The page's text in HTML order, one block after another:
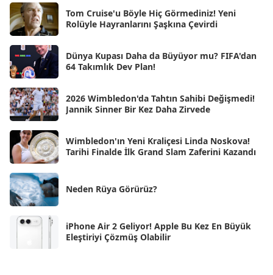
Şub 2025 [57]
Oca 2025
Ara 2024 [25]
Kas 2024
Eki 2024 [46]
Eyl 2024
Ağu 2024 [10]
Tem 2024
Haz 2024 [30]
[59]
Tom Cruise'u Böyle Hiç Görmediniz! Yeni
Rolüyle Hayranlarını Şaşkına Çevirdi
Dünya Kupası Daha da Büyüyor mu? FIFA'dan
64 Takımlık Dev Plan!
2026 Wimbledon'da Tahtın Sahibi Değişmedi!
Jannik Sinner Bir Kez Daha Zirvede
Wimbledon'ın Yeni Kraliçesi Linda Noskova!
Tarihi Finalde İlk Grand Slam Zaferini Kazandı
Neden Rüya Görürüz?
iPhone Air 2 Geliyor! Apple Bu Kez En Büyük
Eleştiriyi Çözmüş Olabilir